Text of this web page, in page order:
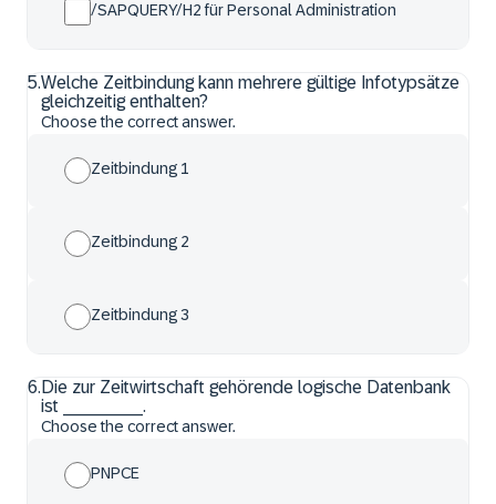
/SAPQUERY/H2 für Personal Administration
5.Welche Zeitbindung kann mehrere gültige Infotypsätze
gleichzeitig enthalten?
Choose the correct answer.
Zeitbindung 1
Zeitbindung 2
Zeitbindung 3
6. Die zur Zeitwirtschaft gehörende logische Datenbank
ist ________.
Choose the correct answer.
PNPCE